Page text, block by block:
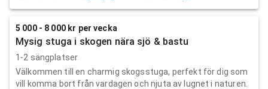
5 000 - 8 000 kr per vecka
Mysig stuga i skogen nära sjö & bastu
1-2 sängplatser
Välkommen till en charmig skogsstuga, perfekt för dig som
vill komma bort från vardagen och njuta av lugnet i naturen.